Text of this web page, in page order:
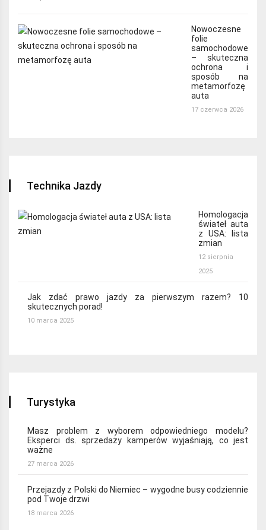
Nowoczesne
folie
samochodowe
– skuteczna
ochrona i
sposób na
metamorfozę
auta
17 czerwca 2026
Technika Jazdy
Homologacja
świateł auta
z USA: lista
zmian
12 sierpnia
2025
Jak zdać prawo jazdy za pierwszym razem? 10
skutecznych porad!
10 marca 2025
Turystyka
Masz problem z wyborem odpowiedniego modelu?
Eksperci ds. sprzedaży kamperów wyjaśniają, co jest
ważne
27 marca 2026
Przejazdy z Polski do Niemiec – wygodne busy codziennie
pod Twoje drzwi
18 marca 2026